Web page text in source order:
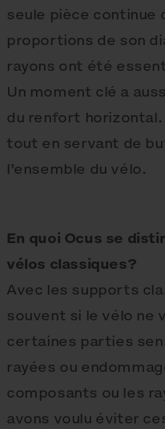
seule pièce continue
proportions de son
rayons ont été
Un moment clé a
du renfort
tout en servant de
l’ensemble du vélo.
En quoi Ocus se
vélos classiques?
Avec les supports
souvent si le vélo ne
certaines parties
rayées ou
composants ou les
avons voulu éviter